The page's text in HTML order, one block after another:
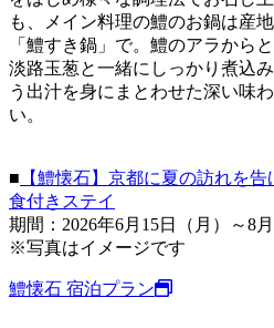
も、メイン料理の鱧のお鍋は産
「鱧すき鍋」で。鱧のアラから
淡路玉葱と一緒にしっかり煮込
う出汁を身にまとわせた深い味
い。
■ 【鱧懐石】京都に夏の訪れを
食付きステイ
期間：2026年6月15日（月）～8月
※写真はイメージです
鱧懐石 宿泊プラン